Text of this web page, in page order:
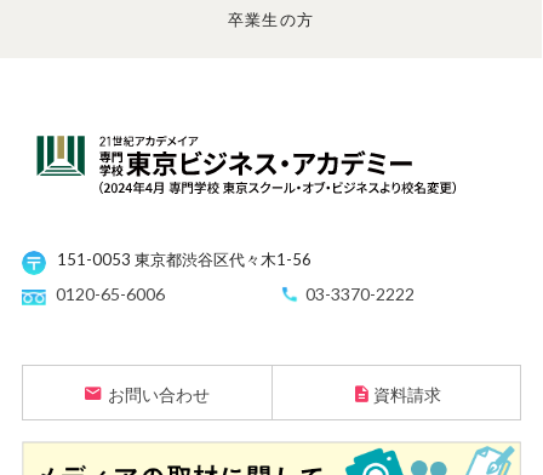
卒業生の方
151-0053 東京都渋谷区代々木1-56
0120-65-6006 03-3370-2222
お問い合わせ 資料請求